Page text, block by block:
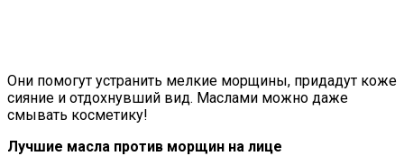
Они помогут устранить мелкие морщины, придадут коже
сияние и отдохнувший вид. Маслами можно даже
смывать косметику!
Лучшие масла против морщин на лице